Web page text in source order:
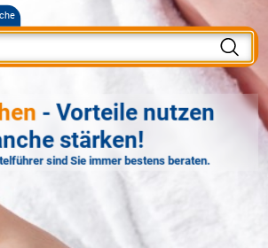
- Vorteile nutzen
stärken!
sind Sie immer bestens beraten.